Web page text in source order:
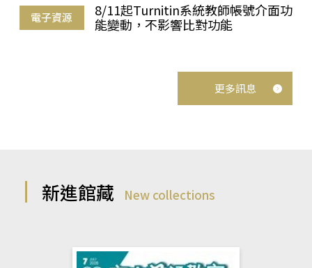
電子資源
8/11起Turnitin系統教師帳號介面功
能變動，不影響比對功能
更多訊息
新進館藏 New collections